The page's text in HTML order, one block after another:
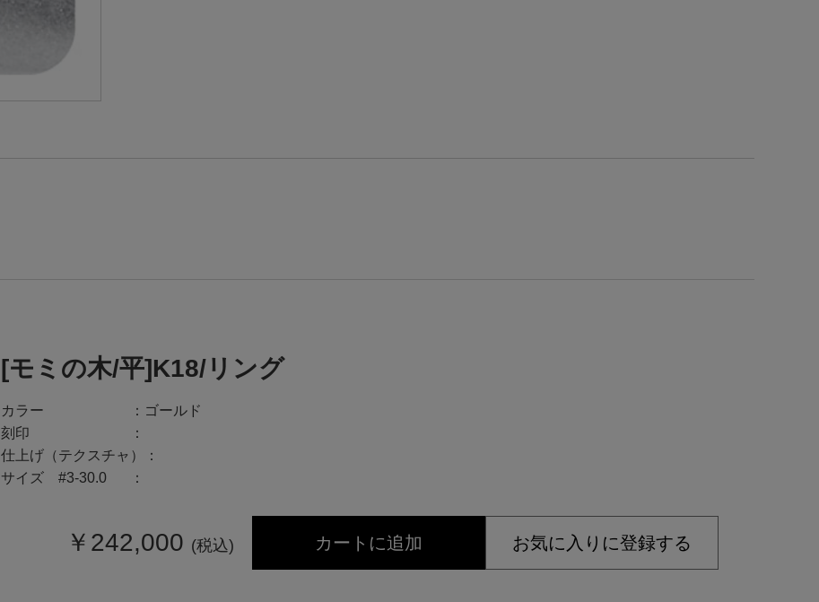
[モミの木/平]K18/リング
カラー
ゴールド
刻印
仕上げ（テクスチャ）
サイズ #3-30.0
￥ 242,000 (税込) カートに追加 お気に入りに登録する